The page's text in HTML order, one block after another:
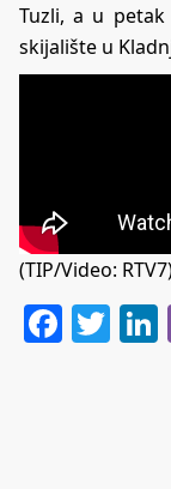
Tuzli, a u
skijalište u
(TIP/Video: